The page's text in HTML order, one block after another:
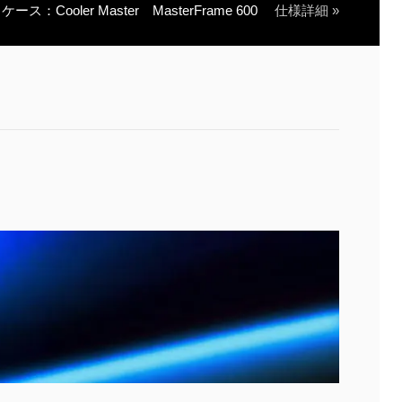
ケース：Cooler Master MasterFrame 600 仕様詳細 »